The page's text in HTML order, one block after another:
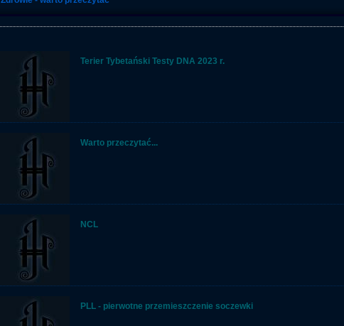
Terier Tybetański Testy DNA 2023 r.
Warto przeczytać...
NCL
PLL - pierwotne przemieszczenie soczewki